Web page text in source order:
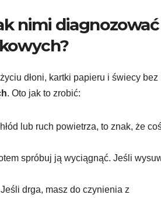
nimi diagnozować
dłoni, kartki papieru i świecy bez
. Oto jak to zrobić:
lub ruch powietrza, to znak, że
spróbuj ją wyciągnąć. Jeśli
drga, masz do czynienia z